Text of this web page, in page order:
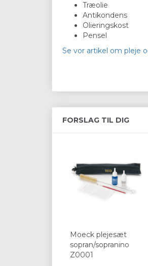
Træolie
Antikondens
Olieringskost
Pensel
Se vor artikel om pleje
FORSLAG TIL DIG
Moeck plejesæt
sopran/sopranino
Z0001